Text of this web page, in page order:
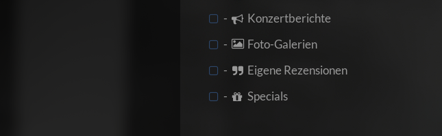
-
Konzertberichte
-
Foto-Galerien
-
Eigene Rezensionen
-
Specials